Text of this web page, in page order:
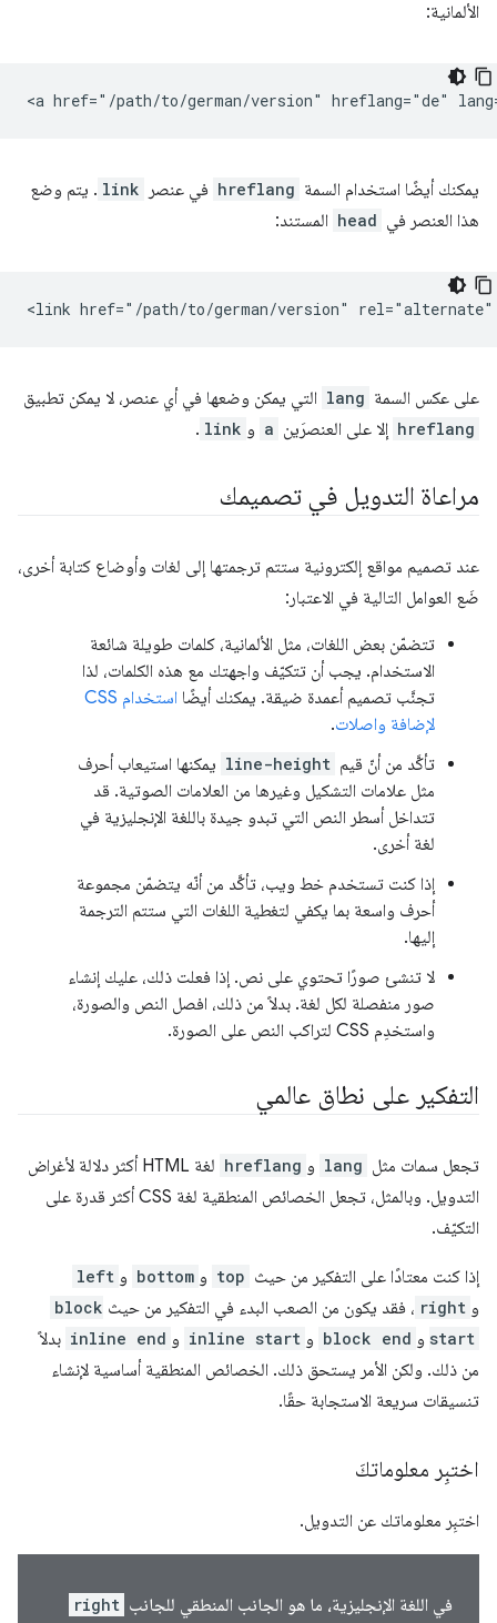
الألمانية:
يمكنك أيضًا استخدام السمة hreflang في عنصر link . يتم وضع
هذا العنصر في head المستند:
على عكس السمة lang التي يمكن وضعها في أي عنصر، لا يمكن تطبيق
hreflang إلا على العنصرَين a و link
.
مراعاة التدويل في تصميمك
عند تصميم مواقع إلكترونية ستتم ترجمتها إلى لغات وأوضاع كتابة أخرى،
ضَع العوامل التالية في الاعتبار:
تتضمّن بعض اللغات، مثل الألمانية، كلمات طويلة شائعة
الاستخدام. يجب أن تتكيّف واجهتك مع هذه الكلمات، لذا
تجنَّب تصميم أعمدة ضيقة. يمكنك أيضًا
استخدام CSS
لإضافة واصلات.
تأكَّد من أنّ قيم line-height يمكنها استيعاب أحرف
مثل علامات التشكيل وغيرها من العلامات الصوتية. قد
تتداخل أسطر النص التي تبدو جيدة باللغة الإنجليزية في
لغة أخرى.
إذا كنت تستخدم خط ويب، تأكَّد من أنّه يتضمّن مجموعة
أحرف واسعة بما يكفي لتغطية اللغات التي ستتم الترجمة
إليها.
لا تنشئ صورًا تحتوي على نص. إذا فعلت ذلك، عليك إنشاء
صور منفصلة لكل لغة. بدلاً من ذلك، افصل النص والصورة،
واستخدِم CSS لتراكب النص على الصورة.
التفكير على نطاق عالمي
تجعل سمات مثل lang و hreflang
لغة HTML أكثر دلالة لأغراض
التدويل. وبالمثل، تجعل الخصائص المنطقية لغة CSS أكثر قدرة على
التكيّف.
إذا كنت معتادًا على التفكير من حيث top و bottom و left
و right ، فقد يكون من الصعب البدء في التفكير من حيث block
start و block end و inline start و inline end بدلاً
من ذلك. ولكن الأمر يستحق ذلك. الخصائص المنطقية أساسية لإنشاء
تنسيقات سريعة الاستجابة حقًا.
اختبِر معلوماتكَ
اختبِر معلوماتك عن التدويل.
في اللغة الإنجليزية، ما هو الجانب المنطقي للجانب right